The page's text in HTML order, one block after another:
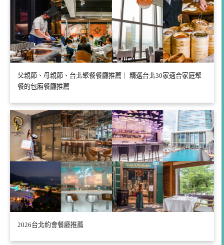
父親節、母親節、台北聚餐餐廳推薦｜ 精選台北30家適合家庭聚
餐的包廂餐廳推薦
2026台北約會餐廳推薦